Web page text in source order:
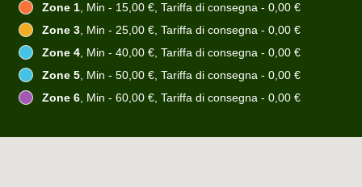
Zone 1, Min - 15,00 €, Tariffa di consegna - 0,00 €
Zone 3, Min - 25,00 €, Tariffa di consegna - 0,00 €
Zone 4, Min - 40,00 €, Tariffa di consegna - 0,00 €
Zone 5, Min - 50,00 €, Tariffa di consegna - 0,00 €
Zone 6, Min - 60,00 €, Tariffa di consegna - 0,00 €